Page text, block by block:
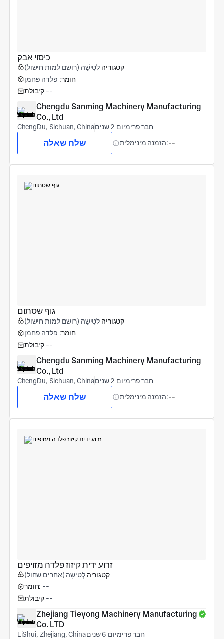
כיסוי אבק
קטגוריה לְטִישָׁה (רושם למות חישול)
חומר: פלדה פחמן
קיבולת --
Chengdu Sanming Machinery Manufacturing
Co., Ltd
ChengDu, Sichuan, China חבר פרימיום 2 שנים
שלח שאלה הזמנה מינימלית:--
גוף שסתום
קטגוריה לְטִישָׁה (רושם למות חישול)
חומר: פלדה פחמן
קיבולת --
Chengdu Sanming Machinery Manufacturing
Co., Ltd
ChengDu, Sichuan, China חבר פרימיום 2 שנים
שלח שאלה הזמנה מינימלית:--
זרוע ידית קיזוז פלדה מזויפים
קטגוריה לְטִישָׁה (אחרים שחול)
חומר: --
קיבולת --
Zhejiang Tieyong Machinery Manufacturing
Co. LTD
LiShui, Zhejiang, China חבר פרימיום 6 שנים